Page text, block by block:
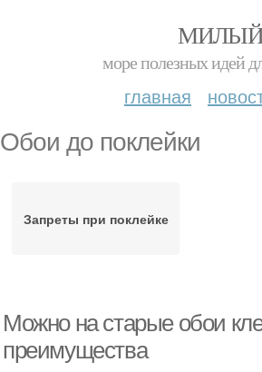
море полезных идей
главная
Обои до поклейки
Запреты при поклейке
Можно на старые обои
преимущества